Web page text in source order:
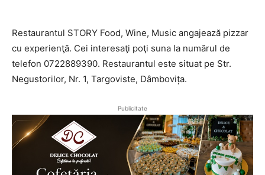
Restaurantul STORY Food, Wine, Music angajează pizzar
cu experienţă. Cei interesaţi poţi suna la numărul de
telefon 0722889390. Restaurantul este situat pe Str.
Negustorilor, Nr. 1, Targoviste, Dâmbovița.
Publicitate